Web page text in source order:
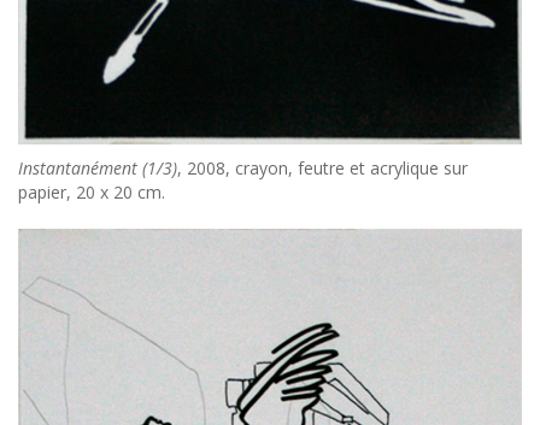
Instantanément (1/3), 2008, crayon, feutre et acrylique sur
papier, 20 x 20 cm.